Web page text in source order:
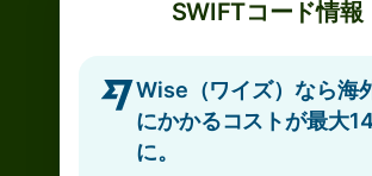
SWIFTコード情報
Wise（ワイズ）なら海
にかかるコストが最大
に。